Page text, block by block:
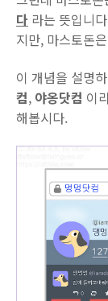
다 라는 뜻입니
지만, 마스토돈
이 개념을 설명
컴, 야옹닷컴 이
해봅시다.